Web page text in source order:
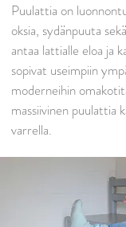
Puulattia on
oksia, sydänpuuta
antaa lattialle eloa ja
sopivat useimpiin
moderneihin
massiivinen puulattia
varrella.